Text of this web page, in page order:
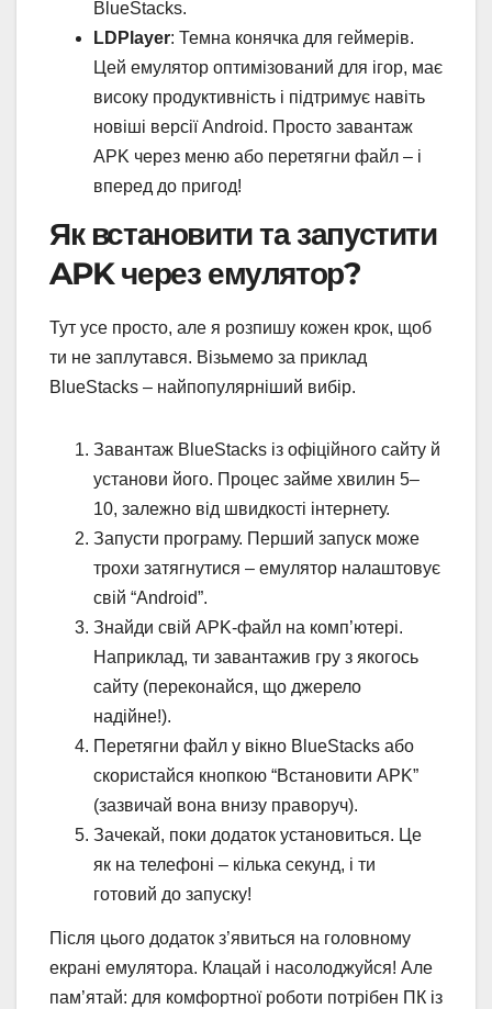
BlueStacks.
LDPlayer: Темна конячка для геймерів.
Цей емулятор оптимізований для ігор, має
високу продуктивність і підтримує навіть
новіші версії Android. Просто завантаж
APK через меню або перетягни файл – і
вперед до пригод!
Як встановити та запустити
APK через емулятор?
Тут усе просто, але я розпишу кожен крок, щоб
ти не заплутався. Візьмемо за приклад
BlueStacks – найпопулярніший вибір.
Завантаж BlueStacks із офіційного сайту й
установи його. Процес займе хвилин 5–
10, залежно від швидкості інтернету.
Запусти програму. Перший запуск може
трохи затягнутися – емулятор налаштовує
свій “Android”.
Знайди свій APK-файл на комп’ютері.
Наприклад, ти завантажив гру з якогось
сайту (переконайся, що джерело
надійне!).
Перетягни файл у вікно BlueStacks або
скористайся кнопкою “Встановити APK”
(зазвичай вона внизу праворуч).
Зачекай, поки додаток установиться. Це
як на телефоні – кілька секунд, і ти
готовий до запуску!
Після цього додаток з’явиться на головному
екрані емулятора. Клацай і насолоджуйся! Але
пам’ятай: для комфортної роботи потрібен ПК із